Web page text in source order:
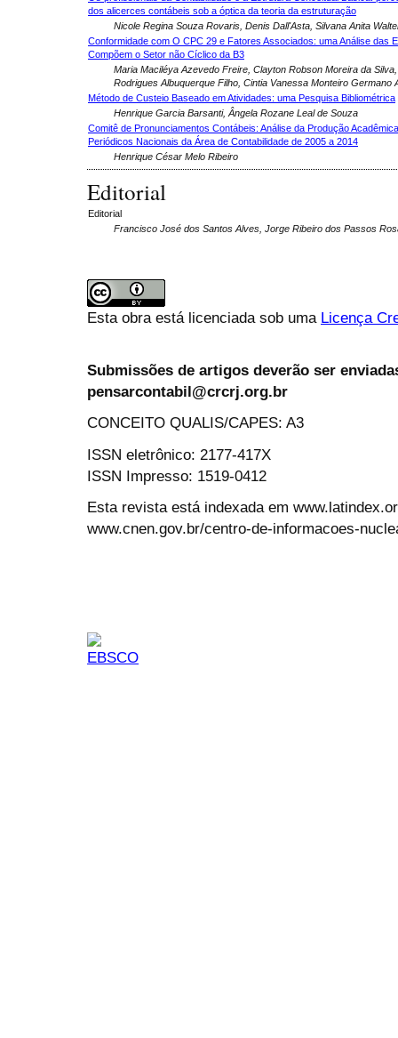
dos alicerces contábeis sob a óptica da teoria da estruturação
Nicole Regina Souza Rovaris, Denis Dall'Asta, Silvana Anita
Conformidade com O CPC 29 e Fatores Associados: uma Análise das
Compõem o Setor não Cíclico da B3
Maria Maciléya Azevedo Freire, Clayton Robson Moreira da
Rodrigues Albuquerque Filho, Cintia Vanessa Monteiro Germano
Método de Custeio Baseado em Atividades: uma Pesquisa Bibliométrica
Henrique Garcia Barsanti, Ângela Rozane Leal de Souza
Comitê de Pronunciamentos Contábeis: Análise da Produção
Periódicos Nacionais da Área de Contabilidade de 2005 a 2014
Henrique César Melo Ribeiro
Editorial
Editorial
Francisco José dos Santos Alves, Jorge Ribeiro dos Passos
Esta obra está licenciada sob uma Licença
Submissões de artigos deverão ser
pensarcontabil@crcrj.org.br
CONCEITO QUALIS/CAPES: A3
ISSN eletrônico: 2177-417X
ISSN Impresso: 1519-0412
Esta revista está indexada em
www.cnen.gov.br/centro-de-informacoes-